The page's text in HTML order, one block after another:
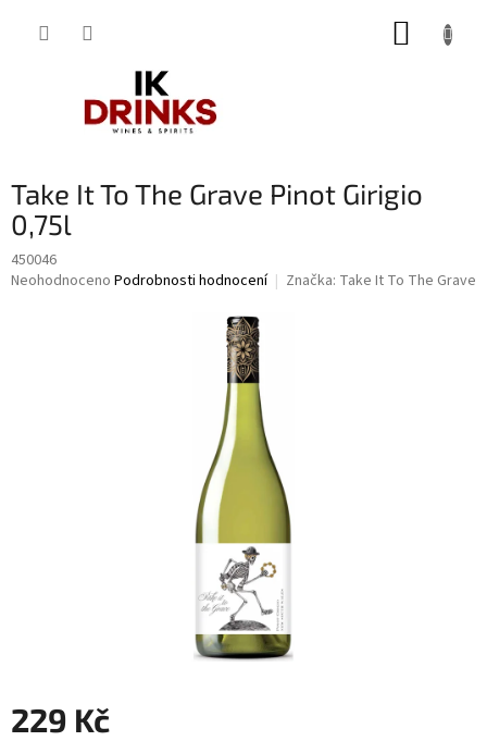
Take It To The Grave Pinot Girigio
0,75l
450046
Průměrné
Neohodnoceno Podrobnosti hodnocení Značka: Take It To The Grave
229 Kč